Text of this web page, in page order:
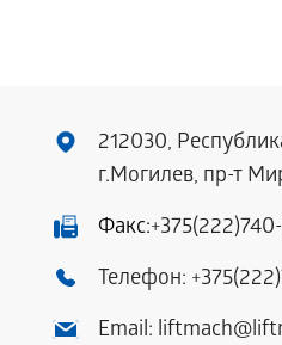
212030,
г.Могилев, пр-т
Факс:
Телефон:
Email: